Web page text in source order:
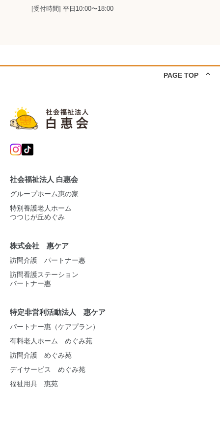
[受付時間] 平日10:00〜18:00
PAGE TOP
社会福祉法人 白惠会
グループホーム惠の家
特別養護老人ホーム
つつじが丘めぐみ
株式会社 惠ケア
訪問介護 パートナー惠
訪問看護ステーション
パートナー惠
特定非営利活動法人 惠ケア
パートナー惠（ケアプラン）
有料老人ホーム めぐみ苑
訪問介護 めぐみ苑
デイサービス めぐみ苑
福祉用具 惠苑